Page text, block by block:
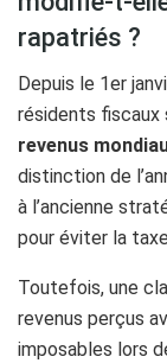
rapatriés ?
Depuis le 1er
résidents fiscaux
revenus
distinction de
à l’ancienne
pour éviter la
Toutefois, une
revenus perçus
imposables lors